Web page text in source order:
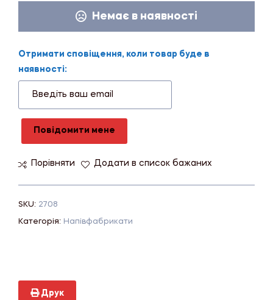
Немає в наявності
Отримати сповіщення, коли товар буде в
наявності:
Повідомити мене
Порівняти Додати в список бажаних
SKU: 2708
Категорія: Напівфабрикати
Друк